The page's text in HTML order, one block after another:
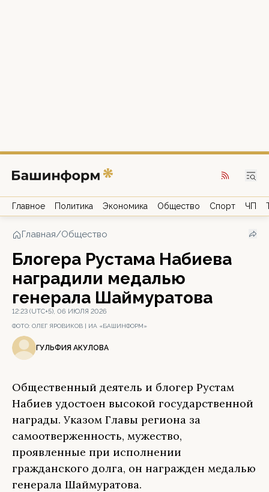
Главное Политика Экономика Общество Спорт ЧП
Главная/Общество
Блогера Рустама Набиева
наградили медалью
генерала Шаймуратова
12:23 (UTC+5), 06 ИЮЛЯ 2026
ФОТО: ОЛЕГ ЯРОВИКОВ | ИА «БАШИНФОРМ»
ГУЛЬФИЯ АКУЛОВА
Общественный деятель и блогер Рустам
Набиев удостоен высокой государственной
награды. Указом Главы региона за
самоотверженность, мужество,
проявленные при исполнении
гражданского долга, он награжден медалью
генерала Шаймуратова.